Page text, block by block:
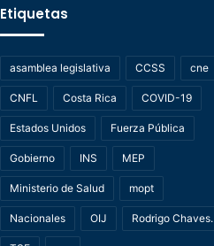
Etiquetas
asamblea legislativa CCSS cne
CNFL Costa Rica COVID-19
Estados Unidos Fuerza Pública
Gobierno INS MEP
Ministerio de Salud mopt
Nacionales OIJ Rodrigo Chaves.